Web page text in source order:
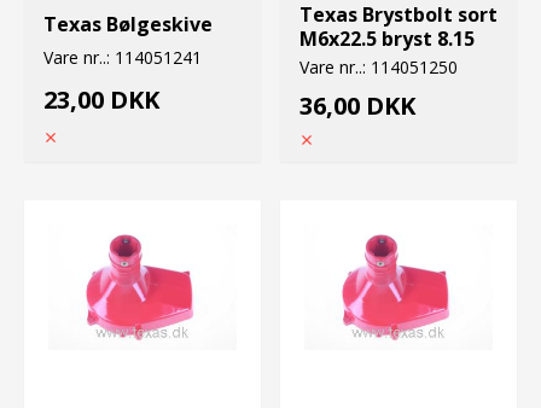
Texas Bølgeskive
Vare nr..: 114051241
23,00 DKK
Texas Brystbolt sort
M6x22.5 bryst 8.15
Vare nr..: 114051250
36,00 DKK